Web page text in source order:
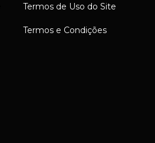
Termos de Uso do Site
Termos e Condições